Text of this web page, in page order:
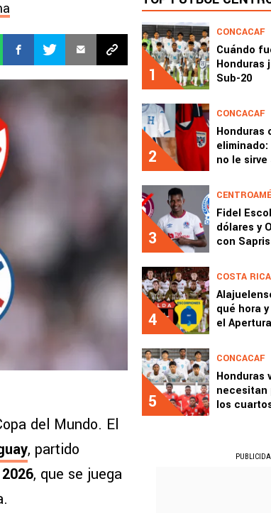
del Mundo. El
, partido
, que se juega
1
CONCACAF
Cuándo
Honduras
Sub-20
2
CONCACAF
Honduras
no le
3
Fidel
dólares y
con
4
COSTA RICA
qué hora y
el
5
CONCACAF
Honduras
los